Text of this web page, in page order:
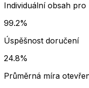
Individuální obsah
99.2%
Úspěšnost doručení
24.8%
Průměrná míra